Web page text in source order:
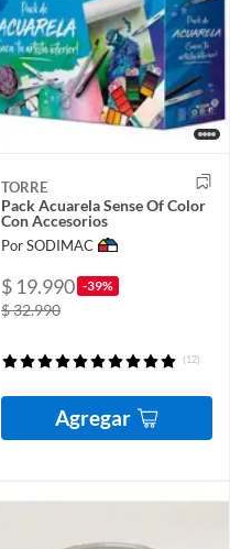
TORRE
Pack Acuarela Sense Of Color
Con Accesorios
Por SODIMAC
$ 19.990 -39%
$ 32.990
(12)
Agregar